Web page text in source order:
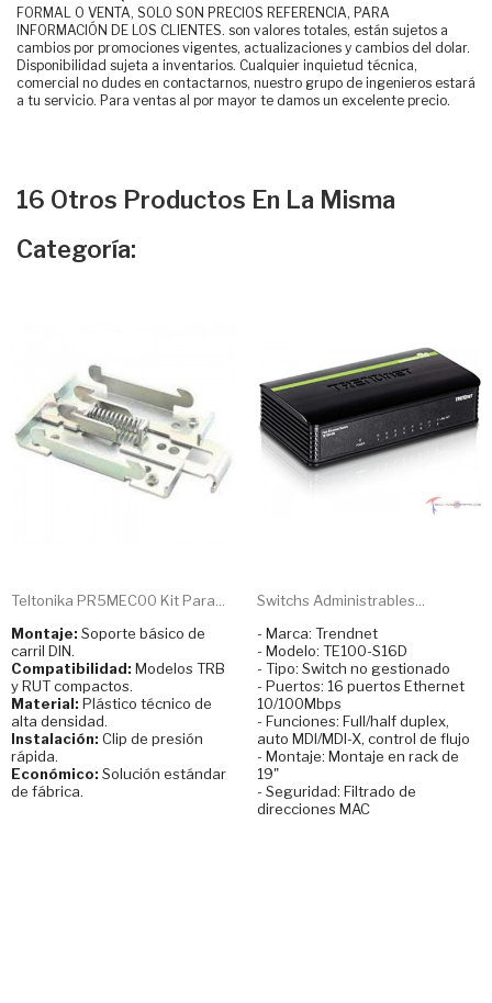
FORMAL O VENTA, SOLO SON PRECIOS REFERENCIA, PARA
INFORMACIÓN DE LOS CLIENTES. son valores totales, están sujetos a
cambios por promociones vigentes, actualizaciones y cambios del dolar.
Disponibilidad sujeta a inventarios. Cualquier inquietud técnica,
comercial no dudes en contactarnos, nuestro grupo de ingenieros estará
a tu servicio. Para ventas al por mayor te damos un excelente precio.
16 Otros Productos En La Misma
Categoría:
Teltonika PR5MEC00 Kit Para...
Montaje: Soporte básico de
carril DIN.
Compatibilidad: Modelos TRB
y RUT compactos.
Material: Plástico técnico de
alta densidad.
Instalación: Clip de presión
rápida.
Económico: Solución estándar
de fábrica.
Switchs Administrables...
- Marca: Trendnet
- Modelo: TE100-S16D
- Tipo: Switch no gestionado
- Puertos: 16 puertos Ethernet
10/100Mbps
- Funciones: Full/half duplex,
auto MDI/MDI-X, control de flujo
- Montaje: Montaje en rack de
19"
- Seguridad: Filtrado de
direcciones MAC